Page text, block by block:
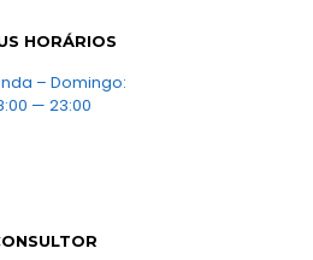
HORÁRIOS
– Domingo:
— 23:00